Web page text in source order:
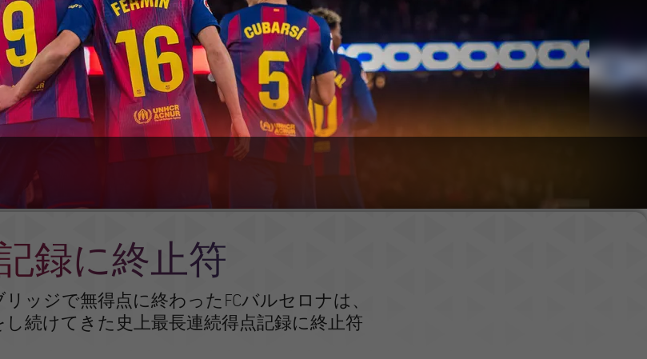
録に終止符
ッジで無得点に終わったFCバルセロナは、
し続けてきた史上最長連続得点記録に終止符